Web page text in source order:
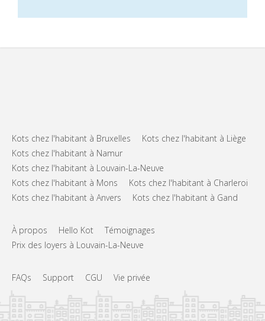
Kots chez l'habitant à Bruxelles
Kots chez l'habitant à Liège
Kots chez l'habitant à Namur
Kots chez l'habitant à Louvain-La-Neuve
Kots chez l'habitant à Mons
Kots chez l'habitant à Charleroi
Kots chez l'habitant à Anvers
Kots chez l'habitant à Gand
À propos Hello Kot
Témoignages
Prix des loyers à Louvain-La-Neuve
FAQs Support CGU Vie privée